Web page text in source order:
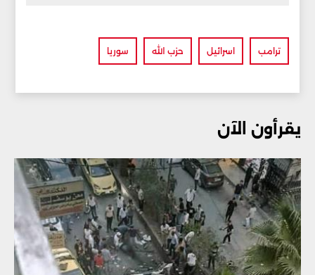
ترامب اسرائيل حزب الله سوريا
يقرأون الآن